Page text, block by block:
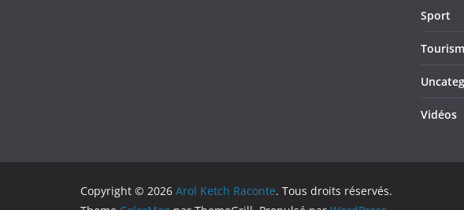
Sport
Vidéos
Copyright © 2026 Arol Ketch Raconte. Tous droits réservés.